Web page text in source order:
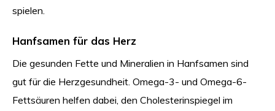
spielen.
Hanfsamen für das Herz
Die gesunden Fette und Mineralien in Hanfsamen sind
gut für die Herzgesundheit. Omega-3- und Omega-6-
Fettsäuren helfen dabei, den Cholesterinspiegel im